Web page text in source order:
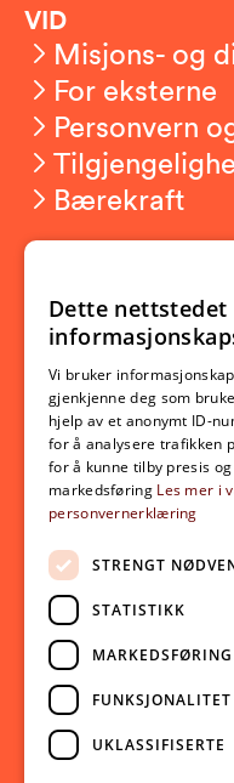
VID
Misjons- og
For eksterne
Personvern
Bærekraft
Ny student
Utveksling
Opptak
Lov- og
Aktuelt
Nyheter
Nyhetsbrev
Ledige
Følg oss på
Facebook
Instagram
Youtube
Dette
Vi bruker
gjenkjenne deg som
hjelp av et anonymt ID-
for å analysere trafikken
for å kunne tilby presis
markedsføring Les mer i
personvernerklæring
STRENGT
STATISTIKK
MARKEDSFØRING
FUNKSJONALITET
UKLASSIFISERTE